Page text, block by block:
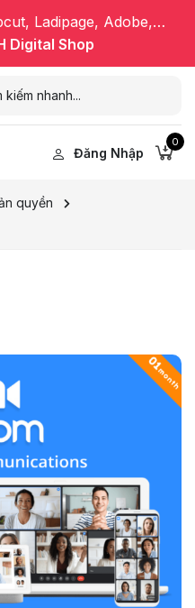
Ladipage, Adobe,…
Digital Shop
Đăng Nhập
0
quyền